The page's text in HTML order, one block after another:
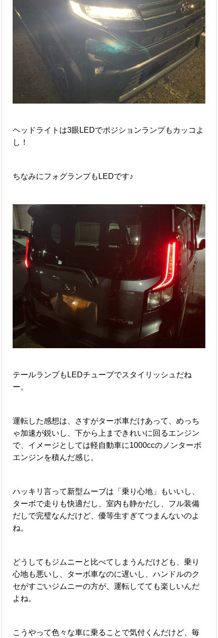
ヘッドライトは3眼LEDでポジションランプもカッコよ
し！
ちなみにフォグランプもLEDです♪
テールランプもLEDチューブでスタイリッシュだね
ー。
運転した感想は、さすがターボ車だけあって、めっち
ゃ加速が鋭いし、下から上まできれいに回るエンジン
で、イメージとしては軽自動車に1000ccのノンターボ
エンジンを積んだ感じ。
ハッキリ言って新型ムーブは「乗り心地」もいいし、
ターボで走りも快適だし、室内も静かだし、フル装備
だしで完璧なんだけど、優等生すぎてつまんないのよ
ね。
どうしてもジムニーと比べてしまうんだけども、乗り
心地も悪いし、ターボ車なのに遅いし、ハンドルのク
セがすごいジムニーの方が、運転してても楽しいんだ
よね。
こうやって色々な車に乗ることで気付くんだけど、毎